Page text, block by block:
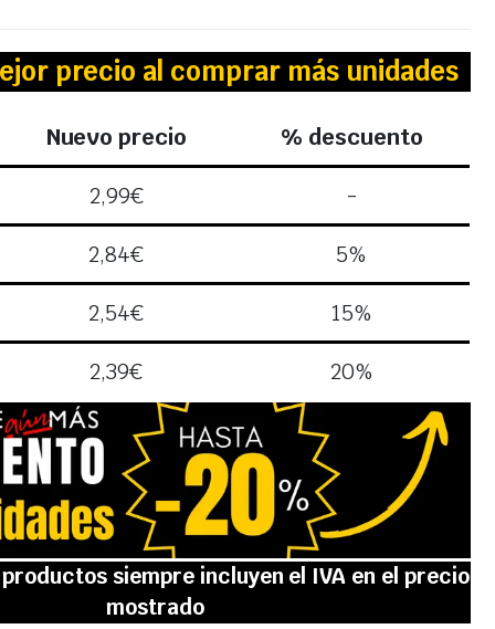
precio al comprar más unidades
Nuevo precio % descuento
2,99€ -
2,84€ 5%
2,54€ 15%
2,39€ 20%